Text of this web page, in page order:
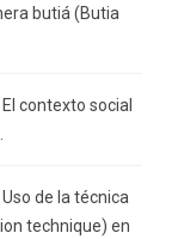
butiá (Butia
contexto social
de la técnica
technique) en